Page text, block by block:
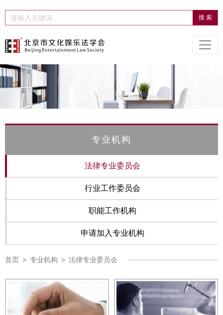
专业机构
法律专业委员会
行业工作委员会
职能工作机构
申请加入专业机构
首页 > 专业机构 > 法律专业委员会